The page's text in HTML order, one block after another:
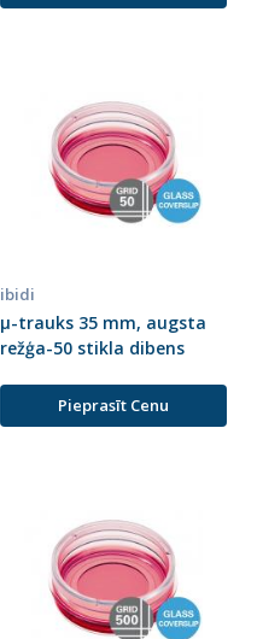
ibidi
µ-trauks 35 mm, augsta
režģa-50 stikla dibens
Pieprasīt Cenu